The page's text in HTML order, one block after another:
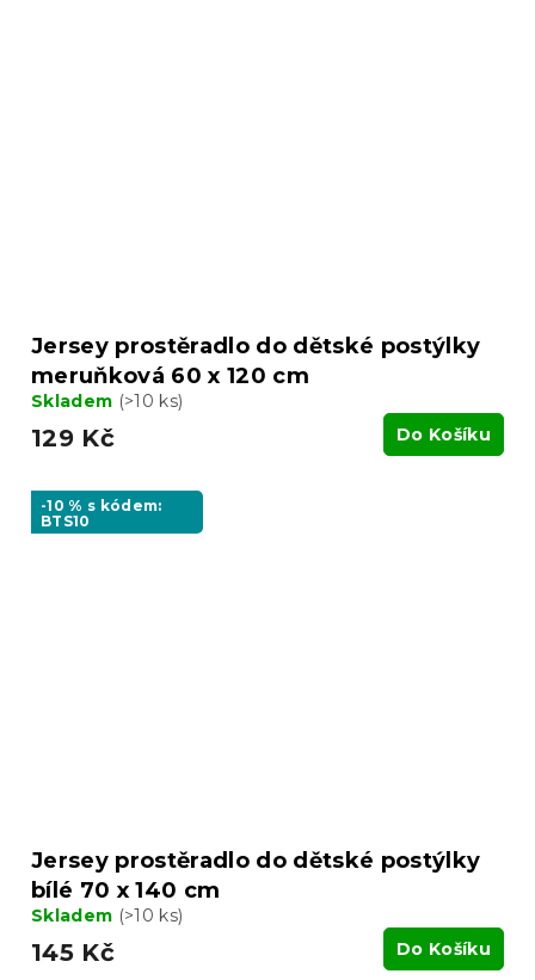
Jersey prostěradlo do dětské postýlky
meruňková 60 x 120 cm
Skladem (>10 ks)
129 Kč Do Košíku
-10 % s kódem:
BTS10
Jersey prostěradlo do dětské postýlky
bílé 70 x 140 cm
Skladem (>10 ks)
145 Kč Do Košíku